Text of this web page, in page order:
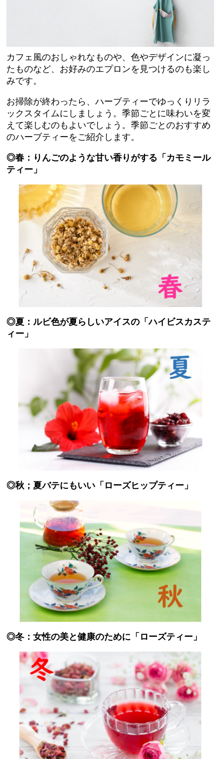
カフェ風のおしゃれなものや、色やデザインに凝っ
たものなど、お好みのエプロンを見つけるのも楽し
みです。
お掃除が終わったら、ハーブティーでゆっくりリラ
ックスタイムにしましょう。季節ごとに味わいを変
えて楽しむのもよいでしょう。季節ごとのおすすめ
のハーブティーをご紹介します。
◎春：りんごのような甘い香りがする「カモミール
ティー」
◎夏：ルビ色が夏らしいアイスの「ハイビスカステ
ィー」
◎秋；夏バテにもいい「ローズヒップティー」
◎冬：女性の美と健康のために「ローズティー」